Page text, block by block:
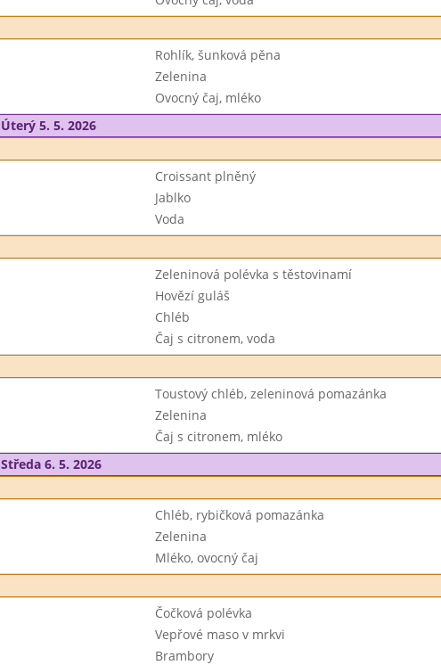
Rohlík, šunková pěna
Zelenina
Ovocný čaj, mléko
Úterý 5. 5. 2026
Croissant plněný
Jablko
Voda
Zeleninová polévka s těstovinamí
Hovězí guláš
Chléb
Čaj s citronem, voda
Toustový chléb, zeleninová pomazánka
Zelenina
Čaj s citronem, mléko
Středa 6. 5. 2026
Chléb, rybičková pomazánka
Zelenina
Mléko, ovocný čaj
Čočková polévka
Vepřové maso v mrkvi
Brambory